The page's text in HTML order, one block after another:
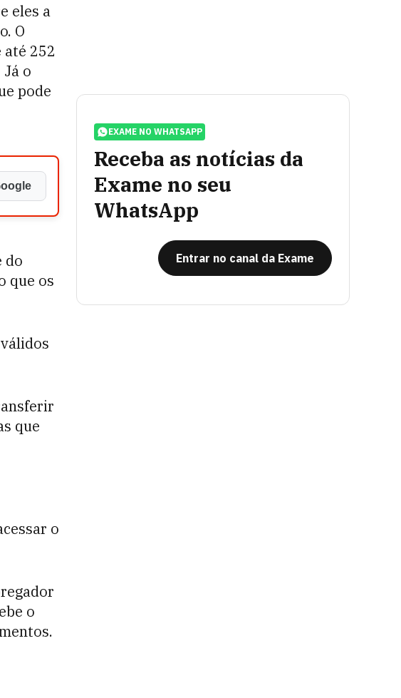
eles a
O
até 252
o
pode
do
que os
ferir
que
o
o
EXAME NO WHATSAPP
Receba as notícias da
Exame no seu
WhatsApp
Entrar no canal da Exame